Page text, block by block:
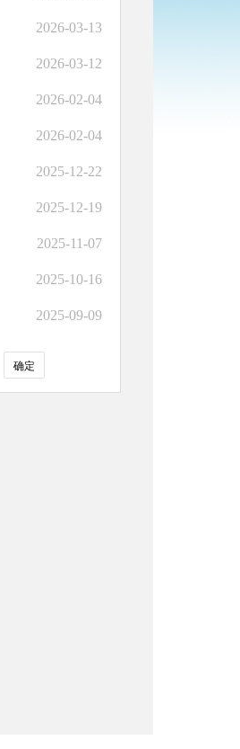
2026-03-13
2026-03-12
2026-02-04
2026-02-04
2025-12-22
2025-12-19
2025-11-07
2025-10-16
2025-09-09
确定